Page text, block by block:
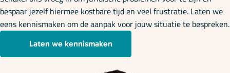
bespaar jezelf hiermee kostbare tijd en veel frustratie. Laten we
eens kennismaken om de aanpak voor jouw situatie te bespreken.
Laten we kennismaken